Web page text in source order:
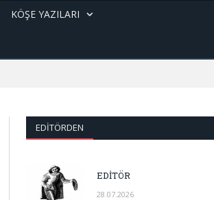
KÖŞE YAZILARI
EDITÖRDEN
EDİTÖR
28.07.2026